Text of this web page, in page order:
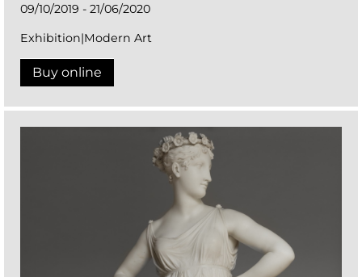
09/10/2019 - 21/06/2020
Exhibition|Modern Art
Buy online